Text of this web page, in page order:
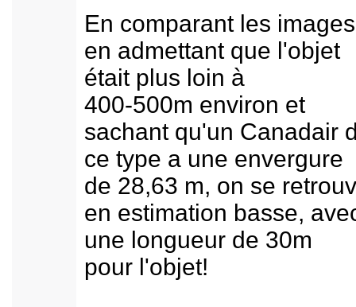
En comparant les
en admettant que l'objet
était plus loin à
400-500m environ et
sachant qu'un Canadair
ce type a une envergure
de 28,63 m, on se
en estimation basse,
une longueur de 30m
pour l'objet!